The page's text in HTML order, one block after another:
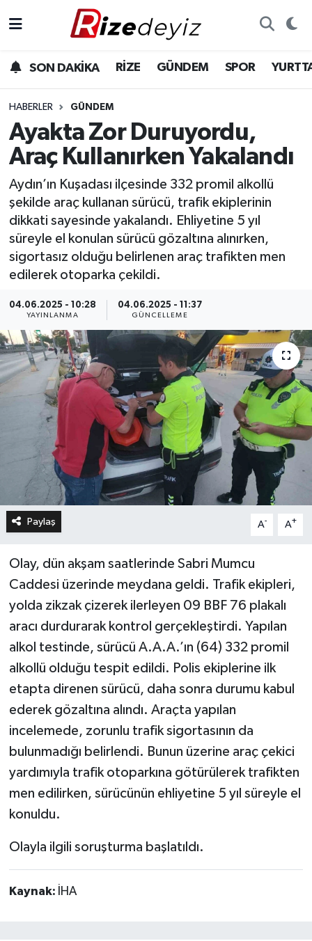
SON DAKİKA RİZE GÜNDEM SPOR
HABERLER GÜNDEM
Ayakta Zor Duruyordu,
Araç Kullanırken Yakalandı
Aydın’ın Kuşadası ilçesinde 332 promil alkollü
şekilde araç kullanan sürücü, trafik ekiplerinin
dikkati sayesinde yakalandı. Ehliyetine 5 yıl
süreyle el konulan sürücü gözaltına alınırken,
sigortasız olduğu belirlenen araç trafikten men
edilerek otoparka çekildi.
04.06.2025 - 10:28
YAYINLANMA
04.06.2025 - 11:37
GÜNCELLEME
Paylaş A- A+
Olay, dün akşam saatlerinde Sabri Mumcu
Caddesi üzerinde meydana geldi. Trafik ekipleri,
yolda zikzak çizerek ilerleyen 09 BBF 76 plakalı
aracı durdurarak kontrol gerçekleştirdi. Yapılan
alkol testinde, sürücü A.A.A.’ın (64) 332 promil
alkollü olduğu tespit edildi. Polis ekiplerine ilk
etapta direnen sürücü, daha sonra durumu kabul
ederek gözaltına alındı. Araçta yapılan
incelemede, zorunlu trafik sigortasının da
bulunmadığı belirlendi. Bunun üzerine araç çekici
yardımıyla trafik otoparkına götürülerek trafikten
men edilirken, sürücünün ehliyetine 5 yıl süreyle el
konuldu.
Olayla ilgili soruşturma başlatıldı.
Kaynak: İHA
Gündem
Yurttan Haberler
Ekonomi
Teknoloji
Sağlık
Rize Hava Durumu
Rize Trafik Yoğunluk Haritası
Süper Lig Puan Durumu ve Fikstür
Tüm Manşetler
Son Dakika Haberleri
Haber Arşivi